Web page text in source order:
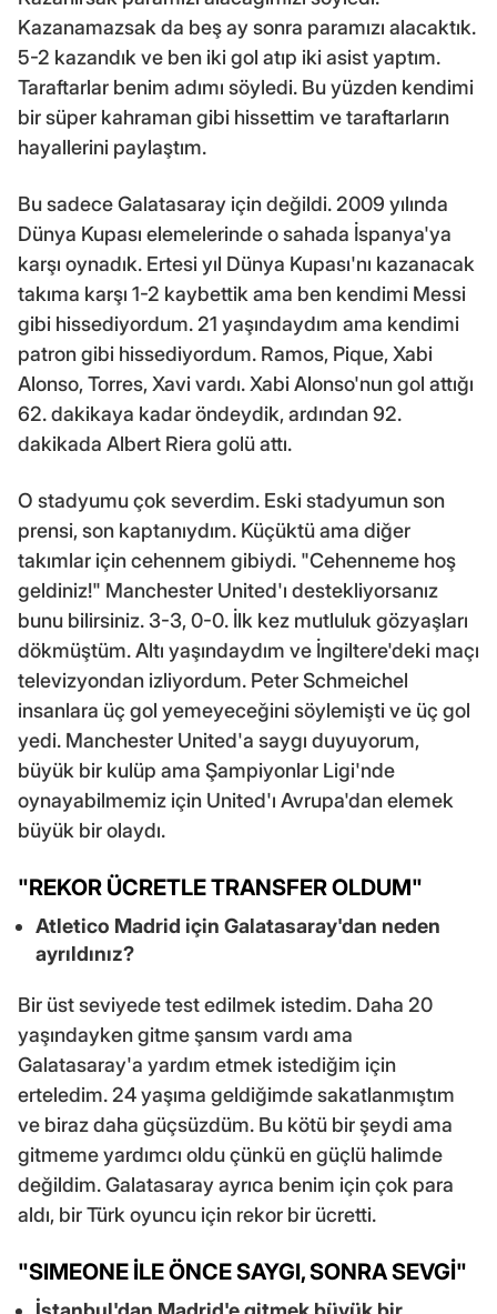
Kazanamazsak da beş ay sonra paramızı alacaktık.
5-2 kazandık ve ben iki gol atıp iki asist yaptım.
Taraftarlar benim adımı söyledi. Bu yüzden kendimi
bir süper kahraman gibi hissettim ve taraftarların
hayallerini paylaştım.
Bu sadece Galatasaray için değildi. 2009 yılında
Dünya Kupası elemelerinde o sahada İspanya'ya
karşı oynadık. Ertesi yıl Dünya Kupası'nı kazanacak
takıma karşı 1-2 kaybettik ama ben kendimi Messi
gibi hissediyordum. 21 yaşındaydım ama kendimi
patron gibi hissediyordum. Ramos, Pique, Xabi
Alonso, Torres, Xavi vardı. Xabi Alonso'nun gol attığı
62. dakikaya kadar öndeydik, ardından 92.
dakikada Albert Riera golü attı.
O stadyumu çok severdim. Eski stadyumun son
prensi, son kaptanıydım. Küçüktü ama diğer
takımlar için cehennem gibiydi. "Cehenneme hoş
geldiniz!" Manchester United'ı destekliyorsanız
bunu bilirsiniz. 3-3, 0-0. İlk kez mutluluk gözyaşları
dökmüştüm. Altı yaşındaydım ve İngiltere'deki maçı
televizyondan izliyordum. Peter Schmeichel
insanlara üç gol yemeyeceğini söylemişti ve üç gol
yedi. Manchester United'a saygı duyuyorum,
büyük bir kulüp ama Şampiyonlar Ligi'nde
oynayabilmemiz için United'ı Avrupa'dan elemek
büyük bir olaydı.
"REKOR ÜCRETLE TRANSFER OLDUM"
Atletico Madrid için Galatasaray'dan neden
ayrıldınız?
Bir üst seviyede test edilmek istedim. Daha 20
yaşındayken gitme şansım vardı ama
Galatasaray'a yardım etmek istediğim için
erteledim. 24 yaşıma geldiğimde sakatlanmıştım
ve biraz daha güçsüzdüm. Bu kötü bir şeydi ama
gitmeme yardımcı oldu çünkü en güçlü halimde
değildim. Galatasaray ayrıca benim için çok para
aldı, bir Türk oyuncu için rekor bir ücretti.
"SIMEONE İLE ÖNCE SAYGI, SONRA SEVGİ"